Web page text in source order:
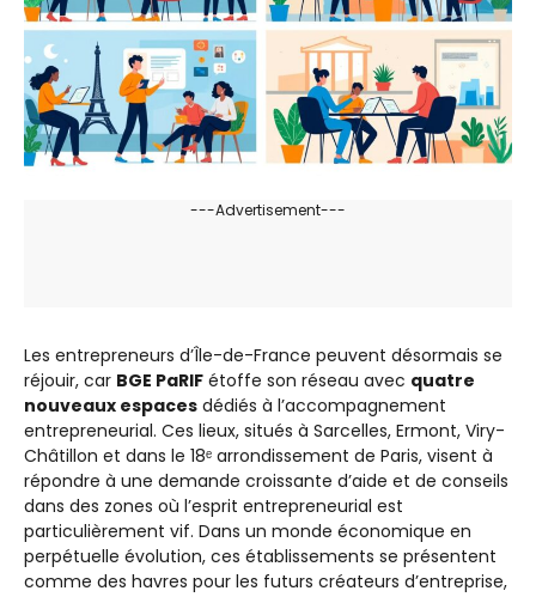
---Advertisement---
Les entrepreneurs d’Île-de-France peuvent désormais se
réjouir, car BGE PaRIF étoffe son réseau avec quatre
nouveaux espaces dédiés à l’accompagnement
entrepreneurial. Ces lieux, situés à Sarcelles, Ermont, Viry-
Châtillon et dans le 18ᵉ arrondissement de Paris, visent à
répondre à une demande croissante d’aide et de conseils
dans des zones où l’esprit entrepreneurial est
particulièrement vif. Dans un monde économique en
perpétuelle évolution, ces établissements se présentent
comme des havres pour les futurs créateurs d’entreprise,